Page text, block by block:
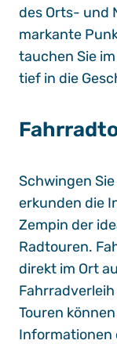
des Orts- und
markante
tauchen Sie im
tief in die
Schwingen
erkunden die
Zempin der
Radtouren.
direkt im Ort
Touren
Informationen